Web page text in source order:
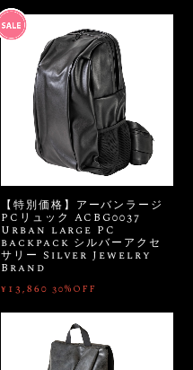
【特別価格】アーバンラージ
PCリュック ACBG0037
Urban large PC
backpack シルバーアクセ
サリー Silver Jewelry
Brand
¥13,860 30%OFF